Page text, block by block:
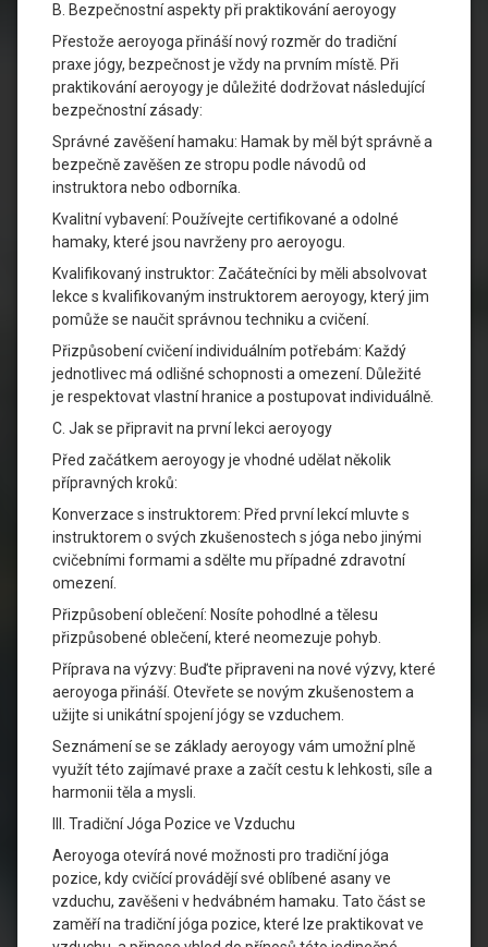
B. Bezpečnostní aspekty při praktikování aeroyogy
Přestože aeroyoga přináší nový rozměr do tradiční
praxe jógy, bezpečnost je vždy na prvním místě. Při
praktikování aeroyogy je důležité dodržovat následující
bezpečnostní zásady:
Správné zavěšení hamaku: Hamak by měl být správně a
bezpečně zavěšen ze stropu podle návodů od
instruktora nebo odborníka.
Kvalitní vybavení: Používejte certifikované a odolné
hamaky, které jsou navrženy pro aeroyogu.
Kvalifikovaný instruktor: Začátečníci by měli absolvovat
lekce s kvalifikovaným instruktorem aeroyogy, který jim
pomůže se naučit správnou techniku a cvičení.
Přizpůsobení cvičení individuálním potřebám: Každý
jednotlivec má odlišné schopnosti a omezení. Důležité
je respektovat vlastní hranice a postupovat individuálně.
C. Jak se připravit na první lekci aeroyogy
Před začátkem aeroyogy je vhodné udělat několik
přípravných kroků:
Konverzace s instruktorem: Před první lekcí mluvte s
instruktorem o svých zkušenostech s jóga nebo jinými
cvičebními formami a sdělte mu případné zdravotní
omezení.
Přizpůsobení oblečení: Nosíte pohodlné a tělesu
přizpůsobené oblečení, které neomezuje pohyb.
Příprava na výzvy: Buďte připraveni na nové výzvy, které
aeroyoga přináší. Otevřete se novým zkušenostem a
užijte si unikátní spojení jógy se vzduchem.
Seznámení se se základy aeroyogy vám umožní plně
využít této zajímavé praxe a začít cestu k lehkosti, síle a
harmonii těla a mysli.
III. Tradiční Jóga Pozice ve Vzduchu
Aeroyoga otevírá nové možnosti pro tradiční jóga
pozice, kdy cvičící provádějí své oblíbené asany ve
vzduchu, zavěšeni v hedvábném hamaku. Tato část se
zaměří na tradiční jóga pozice, které lze praktikovat ve